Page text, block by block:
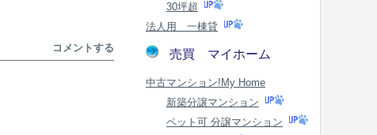
コメントする
30坪超
法人用 一棟貸
売買 マイホーム
中古マンション!My Home
新築分譲マンション
ペット可 分譲マンション